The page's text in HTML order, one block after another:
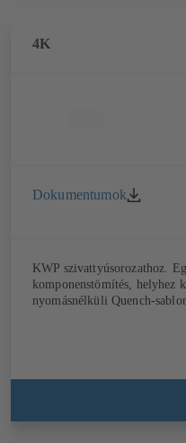
4K
Dokumentumok
KWP szivattyúsorozathoz.
komponenstömítés, helyhez
nyomásnélküli Quench-